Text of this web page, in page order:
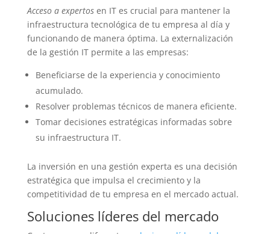
Acceso a expertosen IT es crucial para mantener la
infraestructura tecnológica de tu empresa al día y
funcionando de manera óptima. La externalización
de la gestión IT permite a las empresas:
Beneficiarse de la experiencia y conocimiento
acumulado.
Resolver problemas técnicos de manera eficiente.
Tomar decisiones estratégicas informadas sobre
su infraestructura IT.
La inversión en una gestión experta es una decisión
estratégica que impulsa el crecimiento y la
competitividad de tu empresa en el mercado actual.
Soluciones líderes del mercado